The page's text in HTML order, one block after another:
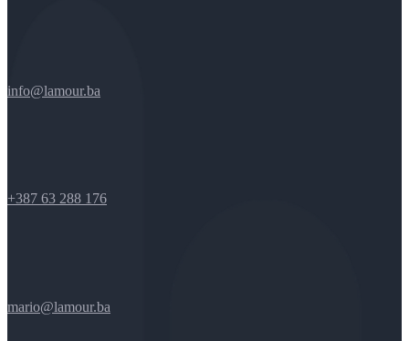
info@lamour.ba
+387 63 288 176
mario@lamour.ba